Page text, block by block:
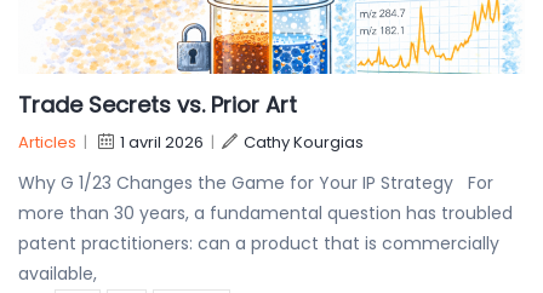
Trade Secrets vs. Prior Art
Articles | 1 avril 2026 | Cathy Kourgias
Why G 1/23 Changes the Game for Your IP Strategy For
more than 30 years, a fundamental question has troubled
patent practitioners: can a product that is commercially
available,